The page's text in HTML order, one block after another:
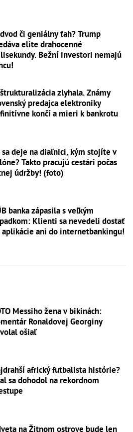
či geniálny ťah? Trump
elite drahocenné
Bežní investori nemajú
zlyhala. Známy
predajca elektroniky
končí a mieri k bankrotu
sa deje na diaľnici, kým stojíte v
Takto pracujú cestári počas
údržby! (foto)
banka zápasila s veľkým
Klienti sa nevedeli dostať
aplikácie ani do internetbankingu!
Messiho žena v bikinách:
Ronaldovej Georginy
ošiaľ
africký futbalista histórie?
sa dohodol na rekordnom
na Žitnom ostrove bude len